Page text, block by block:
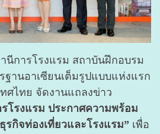
ารโรงแรม สถาบันฝึกอบรม
ฐานอาเซียนเต็มรูปแบบแห่งแรก
ศไทย จัดงานแถลงข่าว
โรงแรม ประกาศความพร้อม
กิจท่องเที่ยวและโรงแรม” เพื่อ